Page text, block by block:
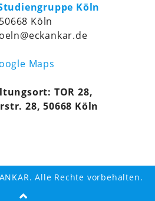
Köln
Köln
Maps
TOR 28,
28, 50668 Köln
Alle Rechte vorbehalten.